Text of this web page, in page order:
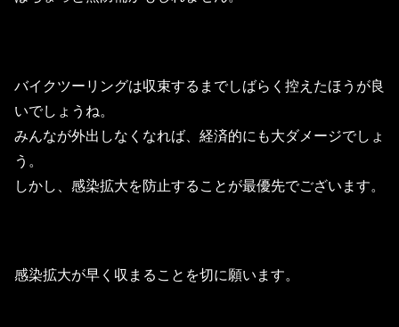
バイクツーリングは収束するまでしばらく控えたほうが良
いでしょうね。
みんなが外出しなくなれば、経済的にも大ダメージでしょ
う。
しかし、感染拡大を防止することが最優先でございます。
感染拡大が早く収まることを切に願います。